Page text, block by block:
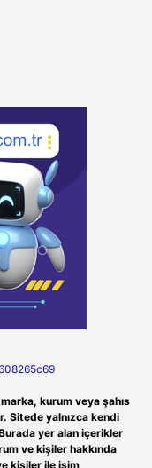
kurum veya şahıs
Sitede yalnızca kendi
yer alan içerikler
ve kişiler hakkında
kişiler ile isim